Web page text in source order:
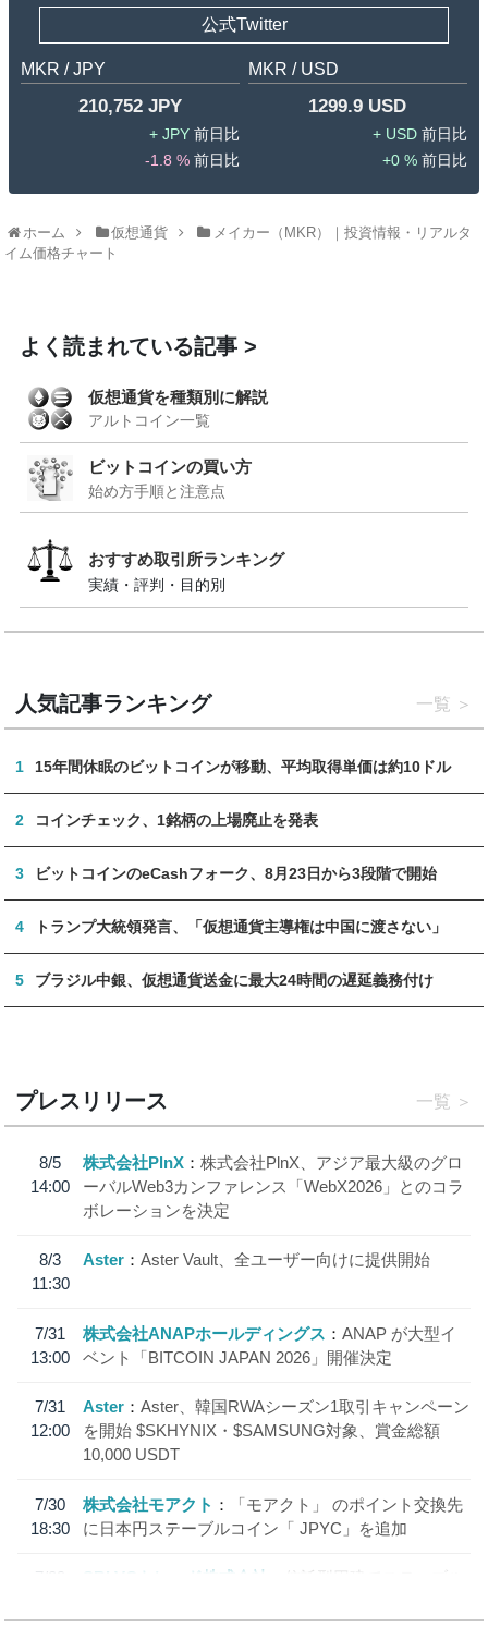
公式Twitter
MKR / JPY
210,752 JPY
JPY
-1.8 %
MKR / USD
1299.9 USD
USD
0 %
ホーム 仮想通貨
メイカー（MKR）｜投資情報・リアルタ
イム価格チャート
よく読まれている記事
仮想通貨を種類別に解説
アルトコイン一覧
ビットコインの買い方
始め方手順と注意点
おすすめ取引所ランキング
実績・評判・目的別
人気記事ランキング 一覧
1 15年間休眠のビットコインが移動、平均取得単価は約10ドル
2 コインチェック、1銘柄の上場廃止を発表
3 ビットコインのeCashフォーク、8月23日から3段階で開始
4 トランプ大統領発言、「仮想通貨主導権は中国に渡さない」
5 ブラジル中銀、仮想通貨送金に最大24時間の遅延義務付け
プレスリリース 一覧
8/5
14:00
株式会社PlnX
株式会社PlnX、アジア最大級のグロ
ーバルWeb3カンファレンス「WebX2026」とのコラ
ボレーションを決定
8/3
11:30
Aster Aster Vault、全ユーザー向けに提供開始
7/31
13:00
株式会社ANAPホールディングス
ANAP が大型イ
ベント「BITCOIN JAPAN 2026」開催決定
7/31
12:00
Aster
Aster、韓国RWAシーズン1取引キャンペーン
を開始 $SKHYNIX・$SAMSUNG対象、賞金総額
10,000 USDT
7/30
18:30
株式会社モアクト
「モアクト」 のポイント交換先
に日本円ステーブルコイン「 JPYC」を追加
7/29
SBI VCトレード株式会社
信託型円建てステーブル